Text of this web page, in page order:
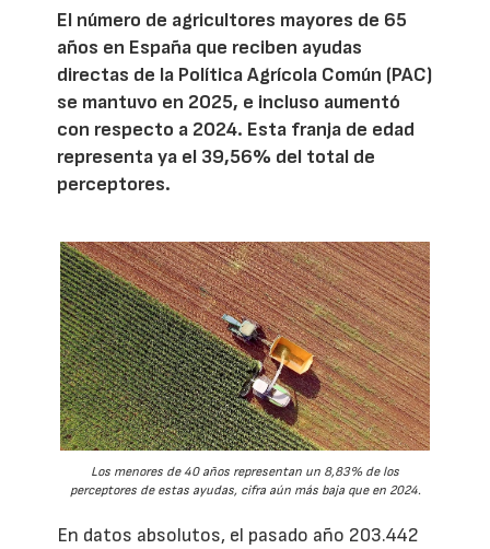
El número de agricultores mayores de 65
años en España que reciben ayudas
directas de la Política Agrícola Común (PAC)
se mantuvo en 2025, e incluso aumentó
con respecto a 2024. Esta franja de edad
representa ya el 39,56% del total de
perceptores.
Los menores de 40 años representan un 8,83% de los
perceptores de estas ayudas, cifra aún más baja que en 2024.
En datos absolutos, el pasado año 203.442